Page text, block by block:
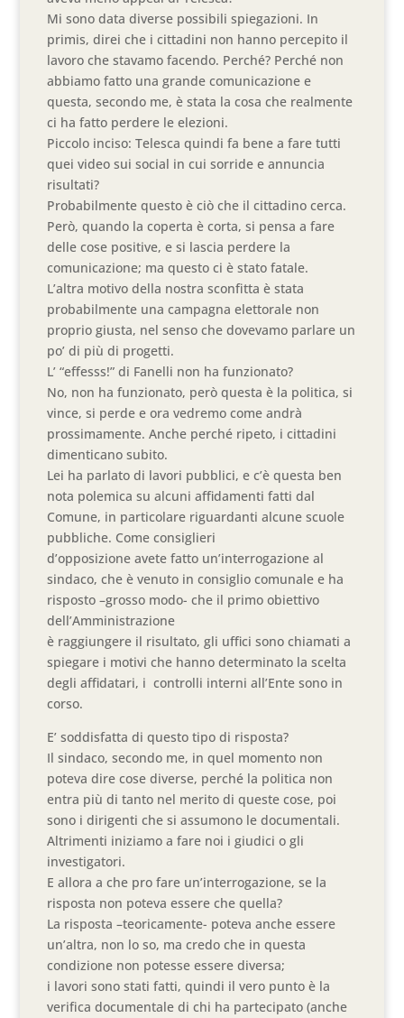
Mi sono data diverse possibili spiegazioni. In
primis, direi che i cittadini non hanno percepito il
lavoro che stavamo facendo. Perché? Perché non
abbiamo fatto una grande comunicazione e
questa, secondo me, è stata la cosa che realmente
ci ha fatto perdere le elezioni.
Piccolo inciso: Telesca quindi fa bene a fare tutti
quei video sui social in cui sorride e annuncia
risultati?
Probabilmente questo è ciò che il cittadino cerca.
Però, quando la coperta è corta, si pensa a fare
delle cose positive, e si lascia perdere la
comunicazione; ma questo ci è stato fatale.
L’altra motivo della nostra sconfitta è stata
probabilmente una campagna elettorale non
proprio giusta, nel senso che dovevamo parlare un
po’ di più di progetti.
L’ “effesss!” di Fanelli non ha funzionato?
No, non ha funzionato, però questa è la politica, si
vince, si perde e ora vedremo come andrà
prossimamente. Anche perché ripeto, i cittadini
dimenticano subito.
Lei ha parlato di lavori pubblici, e c’è questa ben
nota polemica su alcuni affidamenti fatti dal
Comune, in particolare riguardanti alcune scuole
pubbliche. Come consiglieri
d’opposizione avete fatto un’interrogazione al
sindaco, che è venuto in consiglio comunale e ha
risposto –grosso modo- che il primo obiettivo
dell’Amministrazione
è raggiungere il risultato, gli uffici sono chiamati a
spiegare i motivi che hanno determinato la scelta
degli affidatari, i controlli interni all’Ente sono in
corso.
E’ soddisfatta di questo tipo di risposta?
Il sindaco, secondo me, in quel momento non
poteva dire cose diverse, perché la politica non
entra più di tanto nel merito di queste cose, poi
sono i dirigenti che si assumono le documentali.
Altrimenti iniziamo a fare noi i giudici o gli
investigatori.
E allora a che pro fare un’interrogazione, se la
risposta non poteva essere che quella?
La risposta –teoricamente- poteva anche essere
un’altra, non lo so, ma credo che in questa
condizione non potesse essere diversa;
i lavori sono stati fatti, quindi il vero punto è la
verifica documentale di chi ha partecipato (anche